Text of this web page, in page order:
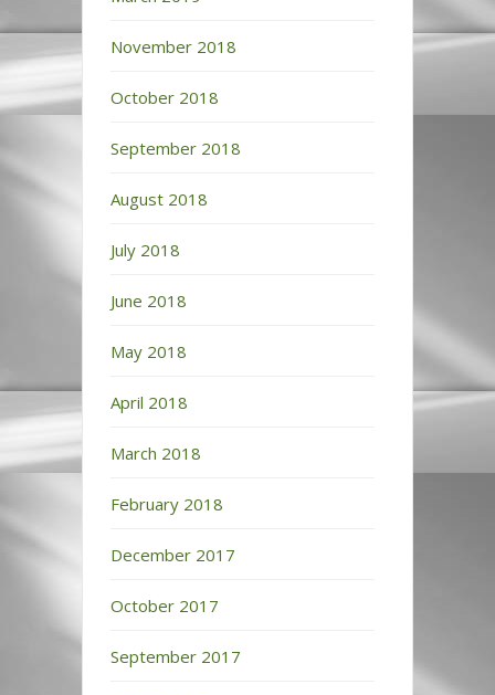
November 2018
October 2018
September 2018
August 2018
July 2018
June 2018
May 2018
April 2018
March 2018
February 2018
December 2017
October 2017
September 2017